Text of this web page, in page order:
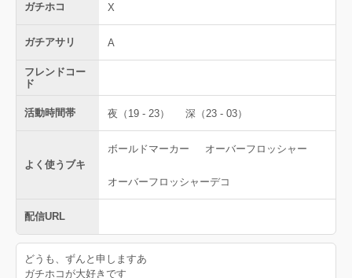
ガチホコ X
ガチアサリ A
フレンドコー
ド
活動時間帯 夜（19 - 23） 深（23 - 03）
よく使うブキ
ボールドマーカー オーバーフロッシャー
オーバーフロッシャーデコ
配信URL
どうも、ずんと申しますあ
ガチホコが大好きです